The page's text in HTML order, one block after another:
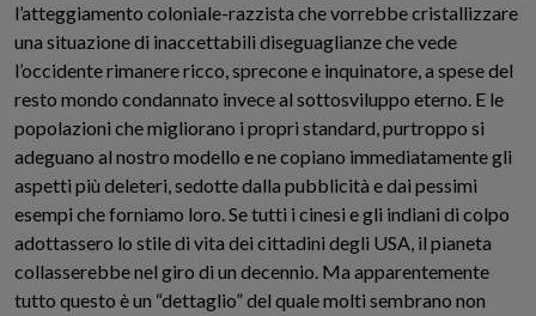
l’atteggiamento coloniale-razzista che vorrebbe cristallizzare
una situazione di inaccettabili diseguaglianze che vede
l’occidente rimanere ricco, sprecone e inquinatore, a spese del
resto mondo condannato invece al sottosviluppo eterno. E le
popolazioni che migliorano i propri standard, purtroppo si
adeguano al nostro modello e ne copiano immediatamente gli
aspetti più deleteri, sedotte dalla pubblicità e dai pessimi
esempi che forniamo loro. Se tutti i cinesi e gli indiani di colpo
adottassero lo stile di vita dei cittadini degli USA, il pianeta
collasserebbe nel giro di un decennio. Ma apparentemente
tutto questo è un “dettaglio” del quale molti sembrano non